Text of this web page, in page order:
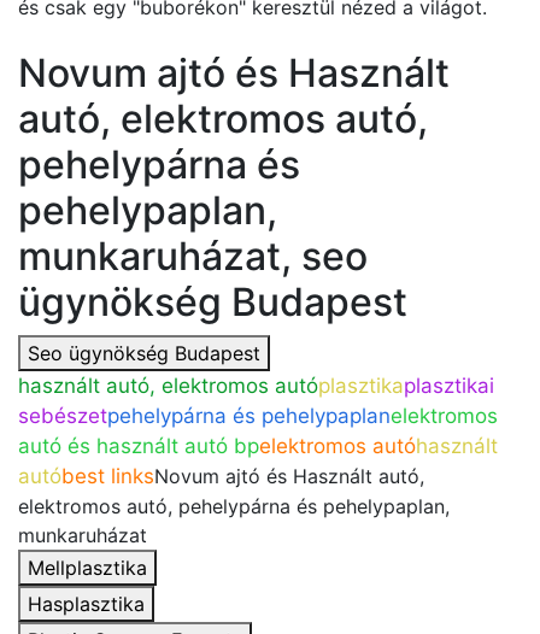
és csak egy "buborékon" keresztül nézed a világot.
Novum ajtó és Használt
autó, elektromos autó,
pehelypárna és
pehelypaplan,
munkaruházat, seo
ügynökség Budapest
Seo ügynökség Budapest
használt autó, elektromos autóplasztikaplasztikai
sebészetpehelypárna és pehelypaplanelektromos
autó és használt autó bpelektromos autóhasznált
autóbest linksNovum ajtó és Használt autó,
elektromos autó, pehelypárna és pehelypaplan,
munkaruházat
Mellplasztika
Hasplasztika